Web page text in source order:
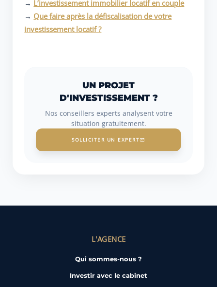
→ L’investissement immobilier locatif en couple
→ Que faire après la défiscalisation de votre
investissement locatif ?
UN PROJET
D'INVESTISSEMENT ?
Nos conseillers experts analysent votre
situation gratuitement.
SOLLICITER UN EXPERT
L'AGENCE
Qui sommes-nous ?
Investir avec le cabinet